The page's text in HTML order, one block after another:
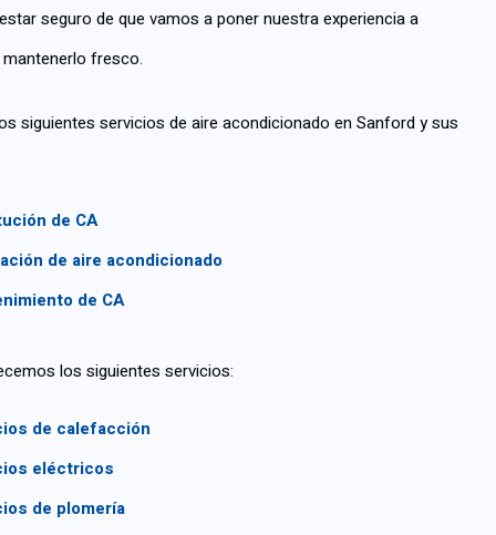
seguro de que vamos a poner nuestra experiencia a
fresco.
siguientes servicios de aire acondicionado en Sanford y sus
de CA
de aire acondicionado
de CA
los siguientes servicios:
de calefacción
eléctricos
de plomería